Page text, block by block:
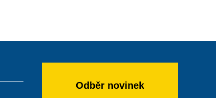
Odběr novinek